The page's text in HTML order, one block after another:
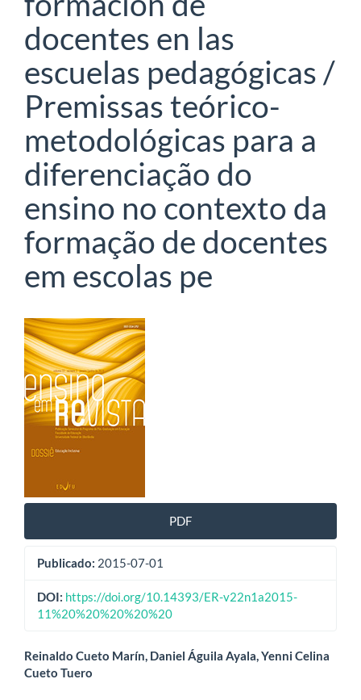
docentes en las
escuelas pedagógicas /
Premissas teórico-
metodológicas para a
diferenciação do
ensino no contexto da
formação de docentes
em escolas pe
Barra
lateral
de
artigos
PDF
Publicado: 2015-07-01
DOI: https://doi.org/10.14393/ER-v22n1a2015-
11%20%20%20%20%20
Conteúdo
Reinaldo Cueto Marín, Daniel Águila Ayala, Yenni Celina
Cueto Tuero